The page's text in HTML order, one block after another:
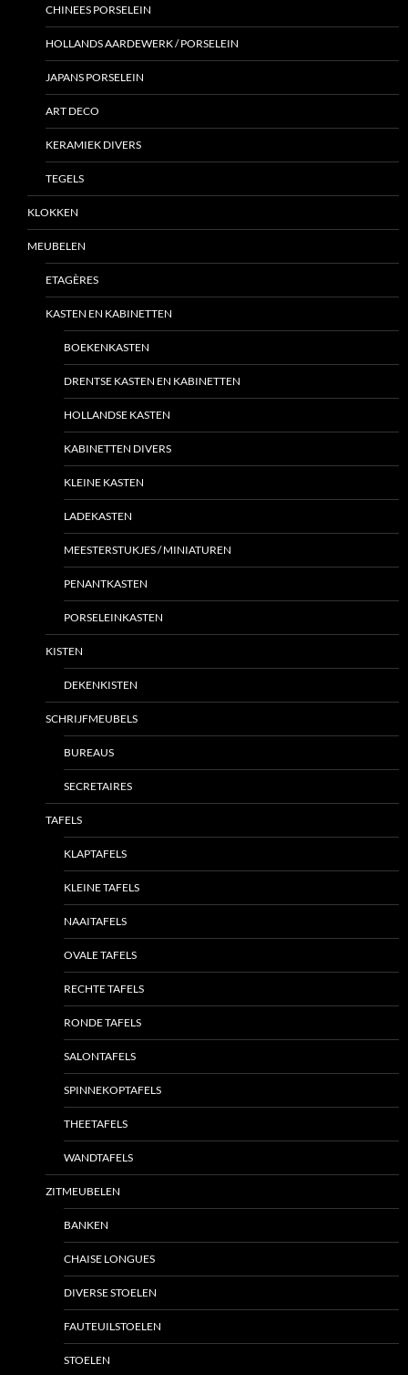
CHINEES PORSELEIN
HOLLANDS AARDEWERK / PORSELEIN
JAPANS PORSELEIN
ART DECO
KERAMIEK DIVERS
TEGELS
KLOKKEN
MEUBELEN
ETAGÈRES
KASTEN EN KABINETTEN
BOEKENKASTEN
DRENTSE KASTEN EN KABINETTEN
HOLLANDSE KASTEN
KABINETTEN DIVERS
KLEINE KASTEN
LADEKASTEN
MEESTERSTUKJES / MINIATUREN
PENANTKASTEN
PORSELEINKASTEN
KISTEN
DEKENKISTEN
SCHRIJFMEUBELS
BUREAUS
SECRETAIRES
TAFELS
KLAPTAFELS
KLEINE TAFELS
NAAITAFELS
OVALE TAFELS
RECHTE TAFELS
RONDE TAFELS
SALONTAFELS
SPINNEKOPTAFELS
THEETAFELS
WANDTAFELS
ZITMEUBELEN
BANKEN
CHAISE LONGUES
DIVERSE STOELEN
FAUTEUILSTOELEN
STOELEN